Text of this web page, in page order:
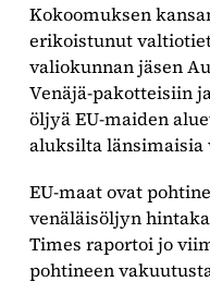
Kokoomuksen
erikoistunut
valiokunnan jäsen
Venäjä-pakotteisiin
öljyä EU-maiden
aluksilta länsimaisia
EU-maat ovat
venäläisöljyn
Times raportoi jo
pohtineen